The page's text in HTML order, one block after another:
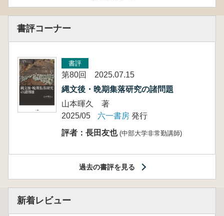
書評コーナー
書評
第80回 2025.07.15
縄文後・晩期集落研究の諸問題
山本暉久 著
2025/05
六一書房 発行
評者：長田友也 (中部大学非常勤講師)
過去の書評を見る
新着レビュー